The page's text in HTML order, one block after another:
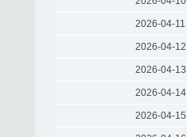
2026-04-11
2026-04-12
2026-04-13
2026-04-14
2026-04-15